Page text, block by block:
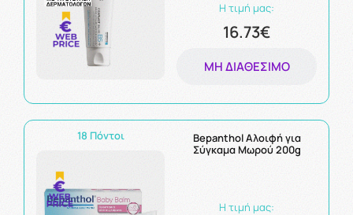
Η τιμή μας:
16.73€
ΜΗ ΔΙΑΘΈΣΙΜΟ
18 Πόντοι
Bepanthol Αλοιφή για
Σύγκαμα Μωρού 200g
Η τιμή μας: